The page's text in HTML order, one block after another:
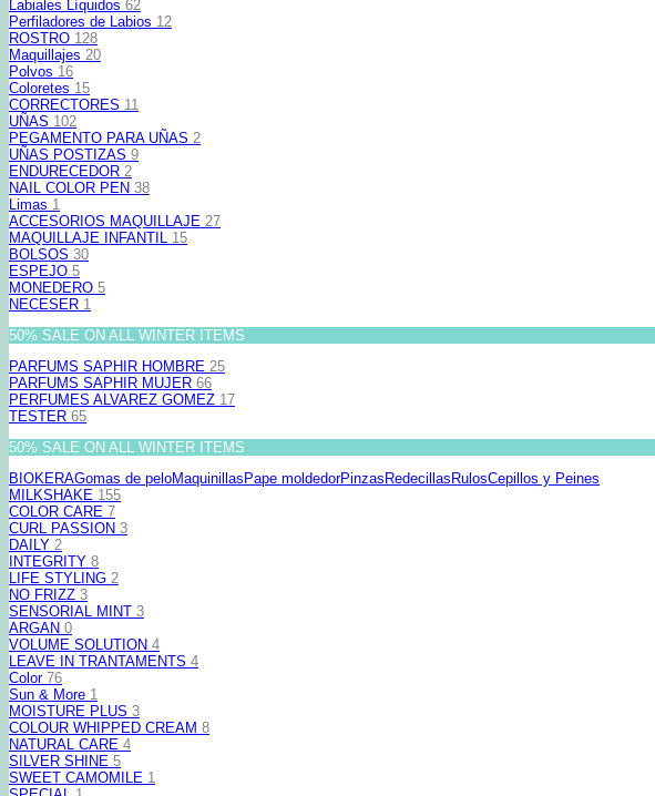
Labiales Líquidos 62
Perfiladores de Labios 12
ROSTRO 128
Maquillajes 20
Polvos 16
Coloretes 15
CORRECTORES 11
UÑAS 102
PEGAMENTO PARA UÑAS 2
UÑAS POSTIZAS 9
ENDURECEDOR 2
NAIL COLOR PEN 38
Limas 1
ACCESORIOS MAQUILLAJE 27
MAQUILLAJE INFANTIL 15
BOLSOS 30
ESPEJO 5
MONEDERO 5
NECESER 1
50% SALE ON ALL WINTER ITEMS
PARFUMS SAPHIR HOMBRE 25
PARFUMS SAPHIR MUJER 66
PERFUMES ALVAREZ GOMEZ 17
TESTER 65
50% SALE ON ALL WINTER ITEMS
BIOKERAGomas de peloMaquinillas Pape moldedorPinzas Redecillas RulosCepillos y Peines
MILKSHAKE 155
COLOR CARE 7
CURL PASSION 3
DAILY 2
INTEGRITY 8
LIFE STYLING 2
NO FRIZZ 3
SENSORIAL MINT 3
ARGAN 0
VOLUME SOLUTION 4
LEAVE IN TRANTAMENTS 4
Color 76
Sun & More 1
MOISTURE PLUS 3
COLOUR WHIPPED CREAM 8
NATURAL CARE 4
SILVER SHINE 5
SWEET CAMOMILE 1